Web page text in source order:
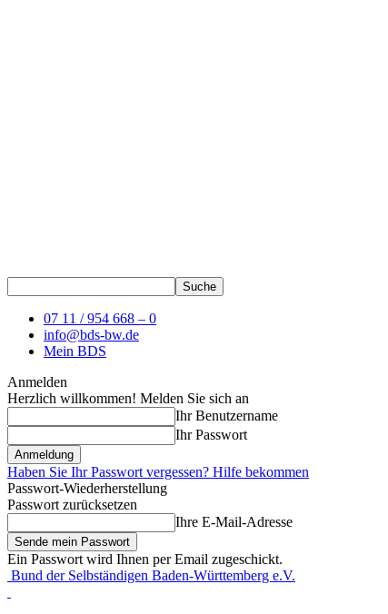
07 11 / 954 668 – 0
info@bds-bw.de
Mein BDS
Anmelden
Herzlich willkommen! Melden Sie sich an
Ihr Benutzername
Ihr Passwort
Haben Sie Ihr Passwort vergessen? Hilfe bekommen
Passwort-Wiederherstellung
Passwort zurücksetzen
Ihre E-Mail-Adresse
Ein Passwort wird Ihnen per Email zugeschickt.
Bund der Selbständigen Baden-Württemberg e.V.